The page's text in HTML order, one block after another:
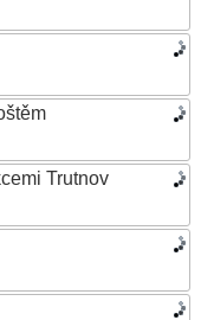
Trutnov